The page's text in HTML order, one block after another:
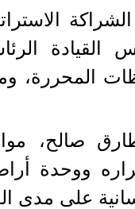
القيادة
المحررة،
صالح،
ووحدة
على مدى